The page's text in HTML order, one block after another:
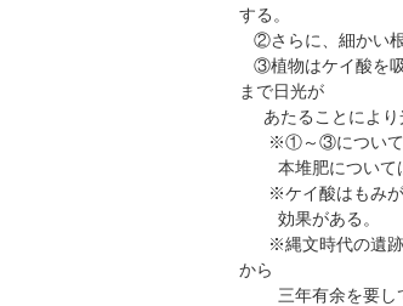
する。
②さらに、細かい根
③植物はケイ酸を吸
まで日光が
あたることにより
※①～③については
本堆肥については
※ケイ酸はもみが
効果がある。
※縄文時代の遺跡
から
三年有余を要して